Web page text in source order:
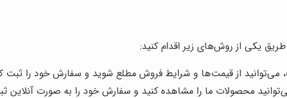
طریق یکی از روش‌های زیر اقدام کنید:
، می‌توانید از قیمت‌ها و شرایط فروش مطلع شوید و سفارش خود را ثبت
محصولات ما را مشاهده کنید و سفارش خود را به صورت آنلاین